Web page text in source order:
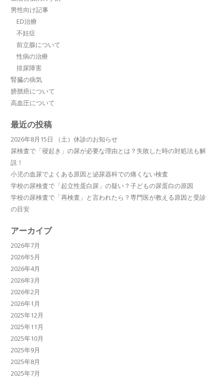
男性向け記事
ED治療
不妊症
前立腺について
性病の治療
排尿障害
腎臓の病気
膀胱癌について
高血圧について
最近の投稿
2026年8月15日 （土）休診のお知らせ
尿検査で「寝起き」の尿が必要な理由とは？失敗した時の対処法も解
説！
小児の血尿でよくある原因と泌尿器科での痛くない検査
学校の尿検査で「起立性蛋白尿」の疑い？子どもの尿蛋白の原因
学校の尿検査で「再検査」と言われたら？専門医が教える原因と受診
の目安
アーカイブ
2026年7月
2026年5月
2026年4月
2026年3月
2026年2月
2026年1月
2025年12月
2025年11月
2025年10月
2025年9月
2025年8月
2025年7月